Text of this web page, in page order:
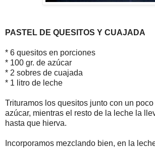
PASTEL DE QUESITOS Y CUAJADA
* 6 quesitos en porciones
* 100 gr. de azúcar
* 2 sobres de cuajada
* 1 litro de leche
Trituramos los quesitos junto con un poco
azúcar, mientras el resto de la leche la
hasta que hierva.
Incorporamos mezclando bien, en la